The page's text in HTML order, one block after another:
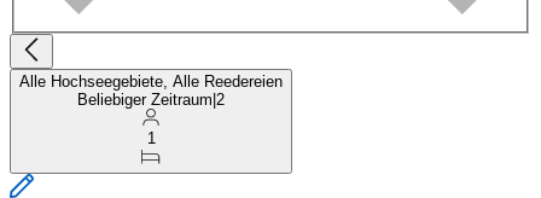
Alle Hochseegebiete, Alle Reedereien
Beliebiger Zeitraum 2
1